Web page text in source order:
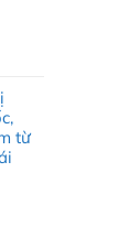
từ